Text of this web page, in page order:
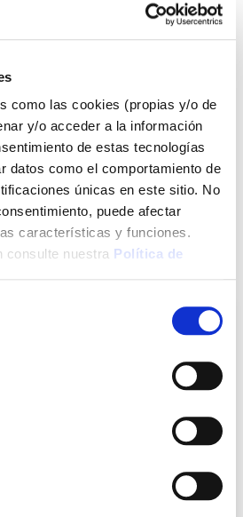
como las cookies (propias y/o de
y/o acceder a la información
de estas tecnologías
datos como el comportamiento de
únicas en este sitio. No
puede afectar
características y funciones.
consulte nuestra Política de
Ver más
Agotado
avisaremos si el artículo vuelve a
disponible.
Avisarme
pack activador 50 gr+200 ml nivel